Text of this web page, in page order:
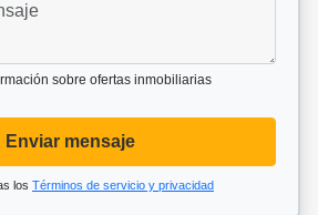
sobre ofertas inmobiliarias
Enviar mensaje
los Términos de servicio y privacidad